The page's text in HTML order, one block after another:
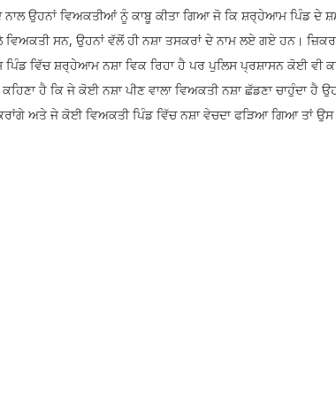
ਉਹਨਾਂ ਵਿਅਕਤੀਆਂ ਨੂੰ ਕਾਬੂ ਕੀਤਾ ਗਿਆ ਜੋ ਕਿ ਸ਼ਰ੍ਹੇਆਮ ਪਿੰਡ ਦੇ
ਸਨ, ਉਹਨਾਂ ਵੱਲੋਂ ਹੀ ਨਸ਼ਾ ਤਸਕਰਾਂ ਦੇ ਨਾਮ ਲਏ ਗਏ ਹਨ।
ਪਿੰਡ ਵਿੱਚ ਸ਼ਰ੍ਹੇਆਮ ਨਸ਼ਾ ਵਿਕ ਰਿਹਾ ਹੈ ਪਰ ਪੁਲਿਸ ਪ੍ਰਸ਼ਾਸਨ ਕੋਈ ਵੀ
ਹੈ ਕਿ ਜੇ ਕੋਈ ਨਸ਼ਾ ਪੀਣ ਵਾਲਾ ਵਿਅਕਤੀ ਨਸ਼ਾ ਛੱਡਣਾ ਚਾਹੁੰਦਾ ਹੈ
ਅਤੇ ਜੇ ਕੋਈ ਵਿਅਕਤੀ ਪਿੰਡ ਵਿੱਚ ਨਸ਼ਾ ਵੇਚਦਾ ਫੜਿਆ ਗਿਆ ਤਾਂ ਉਸ